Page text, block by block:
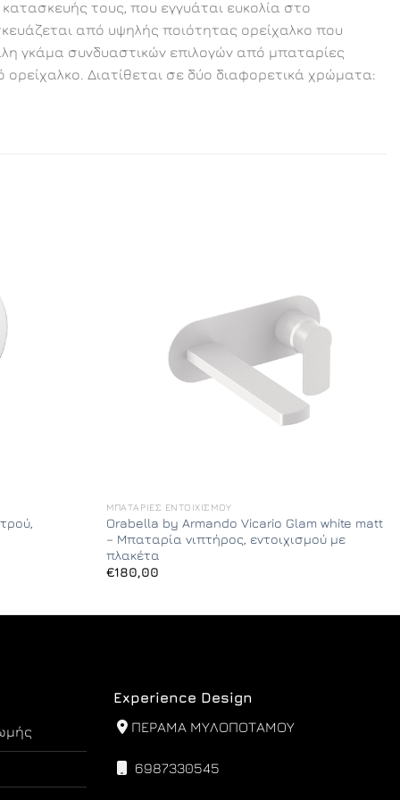
τους, που εγγυάται ευκολία στο
από υψηλής ποιότητας ορείχαλκο που
γκάμα συνδυαστικών επιλογών από μπαταρίες
Διατίθεται σε δύο διαφορετικά χρώματα:
ΜΠΑΤΑΡΊΕΣ ΕΝΤΟΙΧΙΣΜΟΎ
Orabella by Armando Vicario Glam white matt
– Μπαταρία νιπτήρος, εντοιχισμού με
πλακέτα
€180,00
Experience Design
ΠΕΡΑΜΑ ΜΥΛΟΠΟΤΑΜΟΥ
6987330545